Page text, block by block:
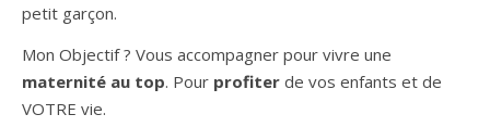
petit garçon.
Mon Objectif ? Vous accompagner pour vivre une
maternité au top. Pour profiter de vos enfants et de
VOTRE vie.